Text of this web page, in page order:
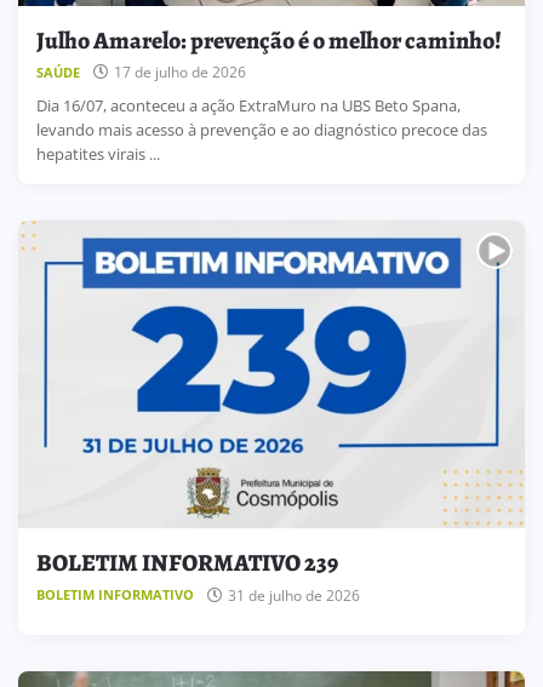
Julho Amarelo: prevenção é o melhor caminho!
SAÚDE 17 de julho de 2026
Dia 16/07, aconteceu a ação ExtraMuro na UBS Beto Spana,
levando mais acesso à prevenção e ao diagnóstico precoce das
hepatites virais ...
BOLETIM INFORMATIVO 239
BOLETIM INFORMATIVO 31 de julho de 2026